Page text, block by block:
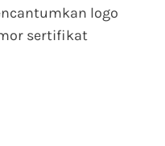
logo
sertifikat